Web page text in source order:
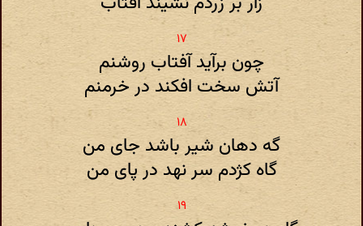
چون برآید آفتاب روشنم
آتش سخت افکند در خرمنم
گه دهان شیر باشد جای من
گاه کژدم سر نهد در پای من